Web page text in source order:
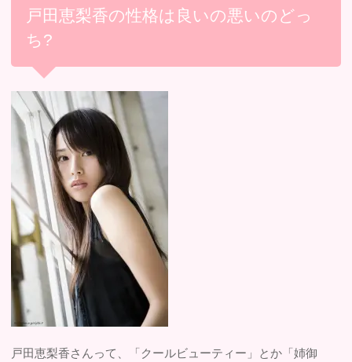
戸田恵梨香の性格は良いの悪いのどっ
ち?
戸田恵梨香さんって、「クールビューティー」とか「姉御